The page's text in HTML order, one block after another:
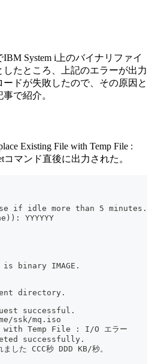
System i上のバイナリファイ
たところ、上記のエラーが出力
ドが失敗したので、その原因と
で紹介。
Existing File with Temp File :
マンド直後に出力された。
if idle more than 5 minutes.
YYYYYY
binary IMAGE.
directory.
successful.
ssk/mq.iso
Temp File : I/O エラー
successfully.
した CCC秒 DDD KB/秒。